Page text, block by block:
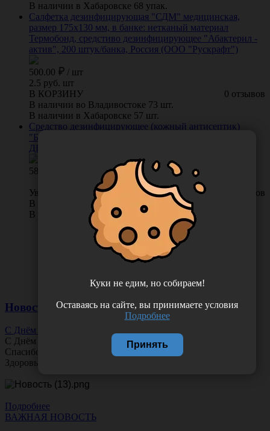
В наличии в Хабаровске 68 упак.
Салфетка дезинфицирующая "СДМ" медицинская,
размер 175х130 мм, в банке: нетканый материал
Термобонд, средстиво дезинфицирующее "Абактерил -
актив", 200 штук/банка, Россия (ООО "Рускрафт")
500.00 / шт
2.5 руб. шт
0 отзывов
В КОРЗИНУ
В наличии во Владивостоке 73 шт.
В наличии в Хабаровске 57 шт.
Средство дезинфицирующее (кожный антисептик)
"Бартол", 1 л, Россия (ООО "Автохимпроект")
ДБартол-1К
581.00
0 отзывов
Уведомить о поступлении
В наличии во Владивостоке 0 шт.
В наличии в Хабаровске 7 шт.
Новости
С Днём Офтальмолога!
С Днём
Спасибо за ясное зрение и заботу о пациентах.
Здоровья вам и новых профессиональных побед!
Подробнее
ВАЖНАЯ НОВОСТЬ
Куки не едим, но собираем!
Оставаясь на сайте, вы принимаете условия
Подробнее
Принять